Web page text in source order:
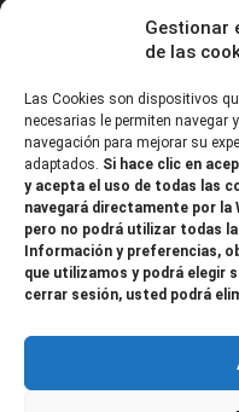
Gestionar
de las
Las Cookies son dispositivos
necesarias le permiten navegar
navegación para mejorar su
adaptados. Si hace clic en
y acepta el uso de todas las
navegará directamente por la
pero no podrá utilizar todas
Información y preferencias,
que utilizamos y podrá elegir
cerrar sesión, usted podrá
2014-2020, financiada
pandemia de COVID-19
energético de gas natural
especialmente afectados
natural y la electricidad
agresión de